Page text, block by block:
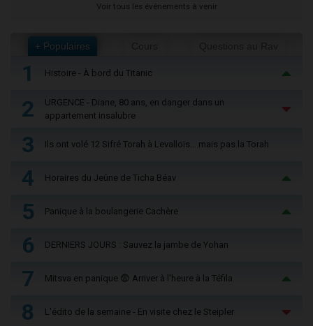
Voir tous les événements à venir
+ Populaires
1 Histoire - À bord du Titanic
2
URGENCE - Diane, 80 ans, en danger dans un
appartement insalubre
3 Ils ont volé 12 Sifré Torah à Levallois… mais pas la Torah
4 Horaires du Jeûne de Ticha Béav
5 Panique à la boulangerie Cachère
6 DERNIERS JOURS : Sauvez la jambe de Yohan
7 Mitsva en panique 😨 Arriver à l'heure à la Téfila
8 L'édito de la semaine - En visite chez le Steipler